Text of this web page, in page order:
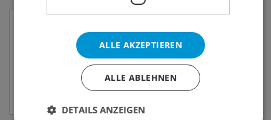
ALLE AKZEPTIEREN
ALLE ABLEHNEN
DETAILS ANZEIGEN